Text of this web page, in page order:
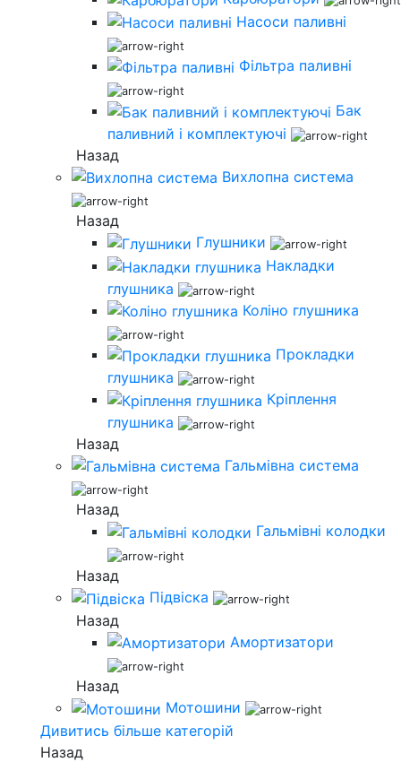
Насоси паливні
Фільтра паливні
Бак
паливний і комплектуючі
Назад
Вихлопна система
Назад
Глушники
Накладки
глушника
Коліно глушника
Прокладки
глушника
Кріплення
глушника
Назад
Гальмівна система
Назад
Гальмівні колодки
Назад
Підвіска
Назад
Амортизатори
Назад
Мотошини
Дивитись більше категорій
Назад